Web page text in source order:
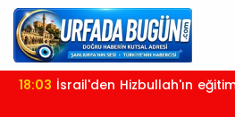
18:03 İsrail'den Hizbullah'ın